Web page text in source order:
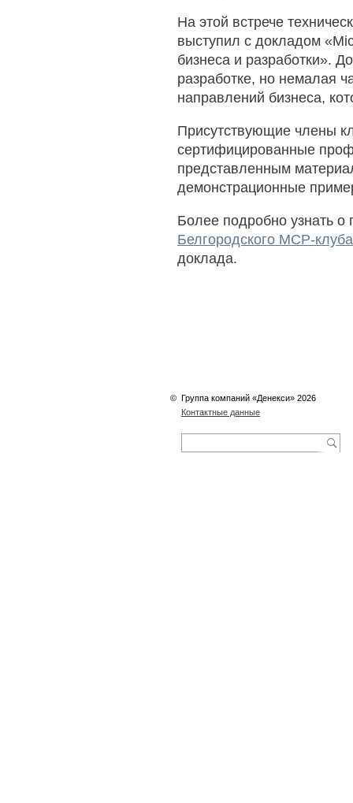
На этой встрече
выступил с докладом
бизнеса и разработки».
разработке, но немалая
направлений бизнеса,
Присутствующие члены
сертифицированные
представленным
демонстрационные
Более подробно узнать
Белгородского MCP-клуба
доклада.
© Группа компаний «Денекси» 2026
Контактные данные